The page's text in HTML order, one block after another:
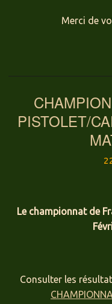
Merci de
PISTOLET/
Le championnat de
Consulter les